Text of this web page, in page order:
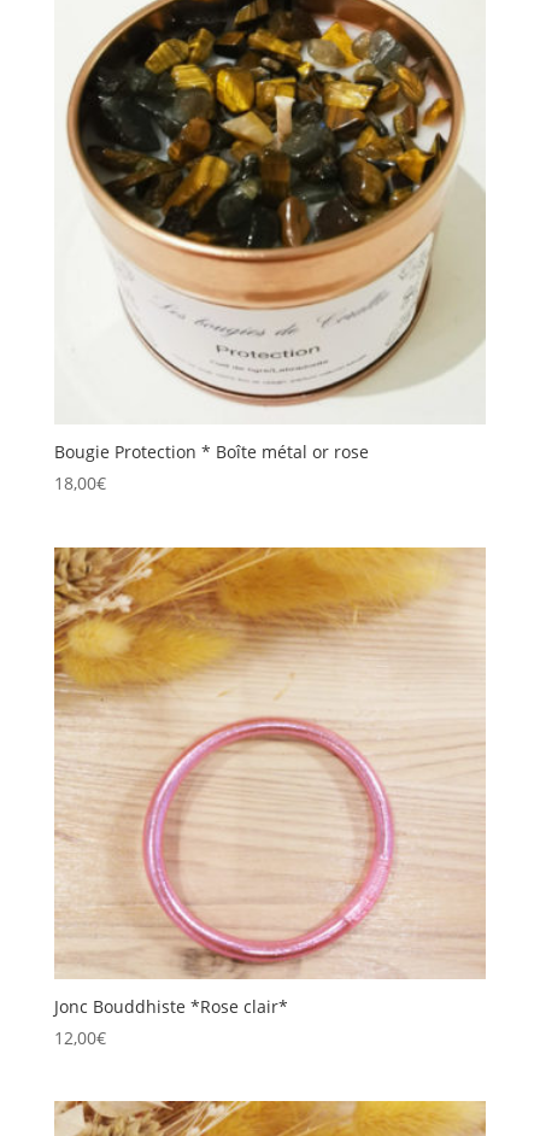
Bougie Protection * Boîte métal or rose
18,00€
Jonc Bouddhiste *Rose clair*
12,00€